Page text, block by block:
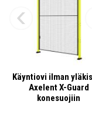
Käyntiovi ilman
Axelent X-Guard
konesuojiin